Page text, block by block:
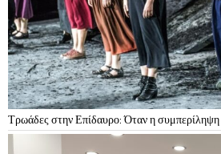
Τρωάδες στην Επίδαυρο: Όταν η συμπερίληψη